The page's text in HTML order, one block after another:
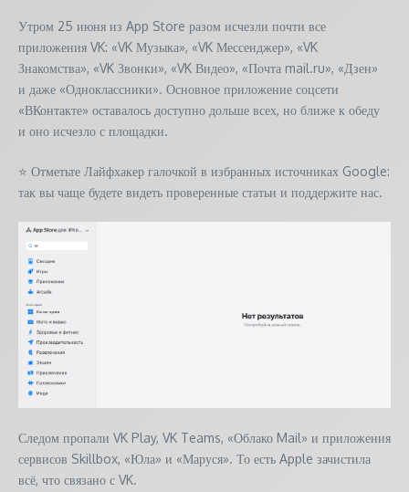
Утром 25 июня из App Store разом исчезли почти все
приложения VK: «VK Музыка», «VK Мессенджер», «VK
Знакомства», «VK Звонки», «VK Видео», «Почта mail.ru», «Дзен»
и даже «Одноклассники». Основное приложение соцсети
«ВКонтакте» оставалось доступно дольше всех, но ближе к обеду
и оно исчезло с площадки.
⭐ Отметьте Лайфхакер галочкой в избранных источниках Google:
так вы чаще будете видеть проверенные статьи и поддержите нас.
Следом пропали VK Play, VK Teams, «Облако Mail» и приложения
сервисов Skillbox, «Юла» и «Маруся». То есть Apple зачистила
всё, что связано с VK.